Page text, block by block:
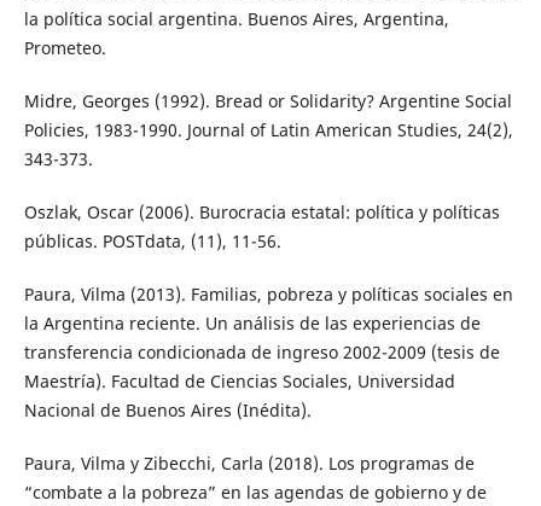
la política social argentina. Buenos Aires, Argentina,
Prometeo.
Midre, Georges (1992). Bread or Solidarity? Argentine Social
Policies, 1983-1990. Journal of Latin American Studies, 24(2),
343-373.
Oszlak, Oscar (2006). Burocracia estatal: política y políticas
públicas. POSTdata, (11), 11-56.
Paura, Vilma (2013). Familias, pobreza y políticas sociales en
la Argentina reciente. Un análisis de las experiencias de
transferencia condicionada de ingreso 2002-2009 (tesis de
Maestría). Facultad de Ciencias Sociales, Universidad
Nacional de Buenos Aires (Inédita).
Paura, Vilma y Zibecchi, Carla (2018). Los programas de
“combate a la pobreza” en las agendas de gobierno y de